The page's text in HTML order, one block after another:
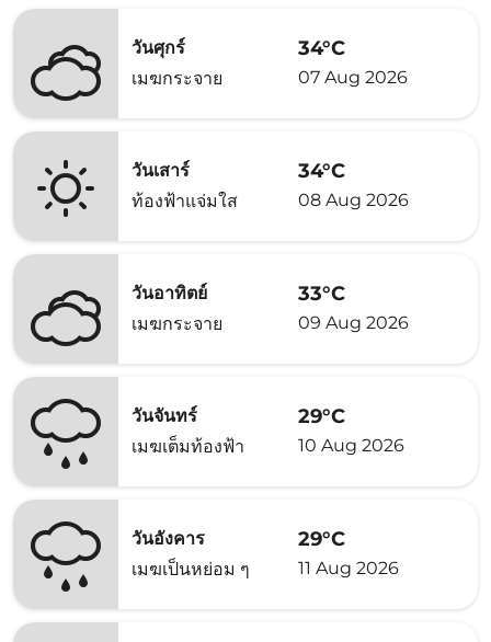
วันศุกร์
เมฆกระจาย
34°C
07 Aug 2026
วันเสาร์
ท้องฟ้าแจ่มใส
34°C
08 Aug 2026
วันอาทิตย์
เมฆกระจาย
33°C
09 Aug 2026
วันจันทร์
เมฆเต็มท้องฟ้า
29°C
10 Aug 2026
วันอังคาร
เมฆเป็นหย่อม ๆ
29°C
11 Aug 2026